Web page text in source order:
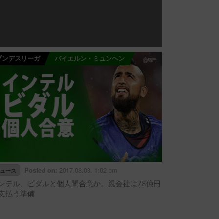
ンデスリーガ バイエルン・ミュンヘン
ース Posted on: 2017.08.03. 1:02 pm
テル、ビダルと個人間合意か。親会社は78億円
払う準備